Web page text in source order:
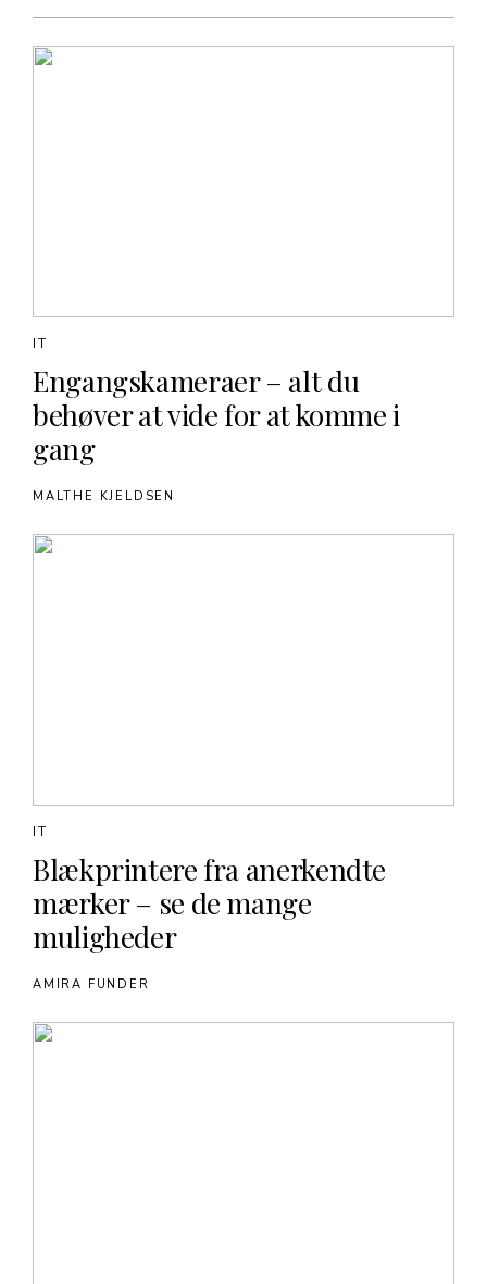
Engangskameraer – alt du
behøver at vide for at komme i
gang
IT
MALTHE KJELDSEN
Blækprintere fra anerkendte
mærker – se de mange
muligheder
IT
AMIRA FUNDER